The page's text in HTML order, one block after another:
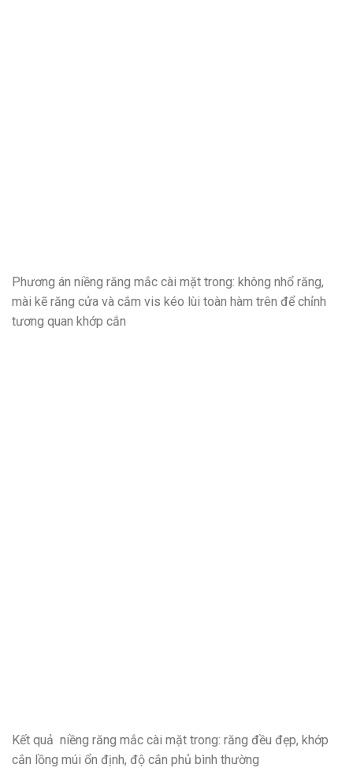
Phương án niềng răng mắc cài mặt trong: không nhổ răng,
mài kẽ răng cửa và cắm vis kéo lùi toàn hàm trên để chỉnh
tương quan khớp cắn
Kết quả niềng răng mắc cài mặt trong: răng đều đẹp, khớp
cắn lồng múi ổn định, độ cắn phủ bình thường